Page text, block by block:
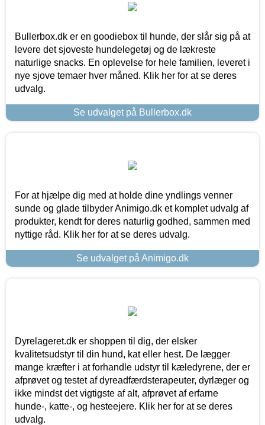
Bullerbox.dk er en goodiebox til hunde, der slår sig på at
levere det sjoveste hundelegetøj og de lækreste
naturlige snacks. En oplevelse for hele familien, leveret i
nye sjove temaer hver måned. Klik her for at se deres
udvalg.
Se udvalget på Bullerbox.dk
For at hjælpe dig med at holde dine yndlings venner
sunde og glade tilbyder Animigo.dk et komplet udvalg af
produkter, kendt for deres naturlig godhed, sammen med
nyttige råd. Klik her for at se deres udvalg.
Se udvalget på Animigo.dk
Dyrelageret.dk er shoppen til dig, der elsker
kvalitetsudstyr til din hund, kat eller hest. De lægger
mange kræfter i at forhandle udstyr til kæledyrene, der er
afprøvet og testet af dyreadfærdsterapeuter, dyrlæger og
ikke mindst det vigtigste af alt, afprøvet af erfarne
hunde-, katte-, og hesteejere. Klik her for at se deres
udvalg.